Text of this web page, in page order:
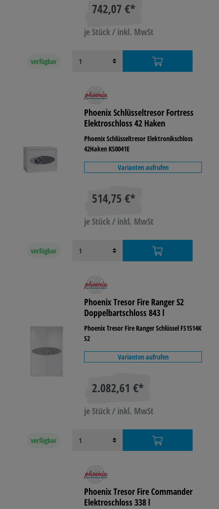
742,07 €*
je Stück / inkl. MwSt
verfügbar
Phoenix Schlüsseltresor Fortress
Elektroschloss 42 Haken
Phoenix Schlüsseltresor Elektronikschloss
42Haken KS0041E
Varianten aufrufen
514,75 €*
je Stück / inkl. MwSt
verfügbar
Phoenix Tresor Fire Ranger S2
Doppelbartschloss 843 l
Phoenix Tresor Fire Ranger Schlüssel FS1514K
S2
Varianten aufrufen
2.082,61 €*
je Stück / inkl. MwSt
verfügbar
Phoenix Tresor Fire Commander
Elektroschloss 338 l